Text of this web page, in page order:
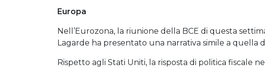
Europa
Nell’Eurozona, la riunione della BCE di questa
Lagarde ha presentato una narrativa simile a quella
Rispetto agli Stati Uniti, la risposta di politica fiscale